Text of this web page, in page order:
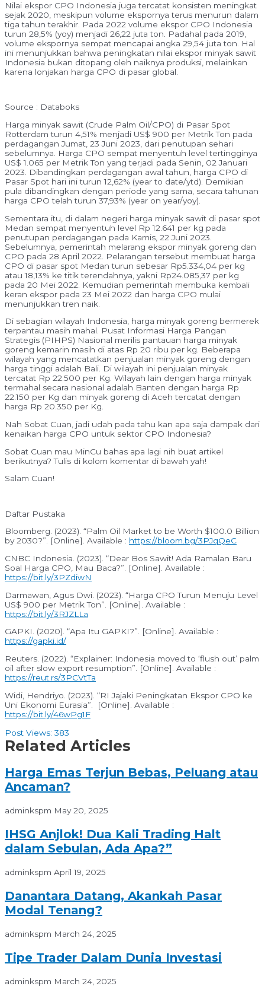
Nilai ekspor CPO Indonesia juga tercatat konsisten meningkat
sejak 2020, meskipun volume ekspornya terus menurun dalam
tiga tahun terakhir. Pada 2022 volume ekspor CPO Indonesia
turun 28,5% (yoy) menjadi 26,22 juta ton
Padahal pada 2019,
volume ekspornya sempat mencapai angka 29,54 juta ton. Hal
ini menunjukkan bahwa peningkatan nilai ekspor minyak sawit
Indonesia bukan ditopang oleh naiknya produksi, melainkan
karena lonjakan harga CPO di pasar global.
Source : Databoks
Harga minyak sawit (Crude Palm Oil/CPO) di Pasar Spot
Rotterdam turun 4,51% menjadi US$ 900 per Metrik Ton pada
perdagangan Jumat, 23 Juni 2023, dari penutupan sehari
sebelumnya. Harga CPO sempat menyentuh level tertingginya
US$ 1.065 per Metrik Ton yang terjadi pada Senin, 02 Januari
2023. Dibandingkan perdagangan awal tahun, harga CPO di
Pasar Spot hari ini turun 12,62% (year to date/ytd). Demikian
pula dibandingkan dengan periode yang sama, secara tahunan
harga CPO telah turun 37,93% (year on year/yoy).
Sementara itu, di dalam negeri harga minyak sawit di pasar spot
Medan sempat menyentuh level Rp 12.641 per kg pada
penutupan perdagangan pada Kamis, 22 Juni 2023.
Sebelumnya, pemerintah melarang ekspor minyak goreng dan
CPO pada 28 April 2022. Pelarangan tersebut membuat harga
CPO di pasar spot Medan turun sebesar Rp5.334,04 per kg
atau 18,13% ke titik terendahnya, yakni Rp24.085,37 per kg
pada 20 Mei 2022. Kemudian pemerintah membuka kembali
keran ekspor pada 23 Mei 2022 dan harga CPO mulai
menunjukkan tren naik.
Di sebagian wilayah Indonesia, harga minyak goreng bermerek
terpantau masih mahal. Pusat Informasi Harga Pangan
Strategis (PIHPS) Nasional merilis pantauan harga minyak
goreng kemarin masih di atas Rp 20 ribu per kg. Beberapa
wilayah yang mencatatkan penjualan minyak goreng dengan
harga tinggi adalah Bali. Di wilayah ini penjualan minyak
tercatat Rp 22.500 per Kg. Wilayah lain dengan harga minyak
termahal secara nasional adalah Banten dengan harga Rp
22.150 per Kg dan minyak goreng di Aceh tercatat dengan
harga Rp 20.350 per Kg.
Nah Sobat Cuan, jadi udah pada tahu kan apa saja dampak dari
kenaikan harga CPO untuk sektor CPO Indonesia?
Sobat Cuan mau MinCu bahas apa lagi nih buat artikel
berikutnya? Tulis di kolom komentar di bawah yah!
Salam Cuan!
Daftar Pustaka
Bloomberg. (2023). “Palm Oil Market to be Worth $100.0 Billion
by 2030?”. [Online]. Available : https://bloom.bg/3PJqQeC
CNBC Indonesia. (2023). “Dear Bos Sawit! Ada Ramalan Baru
Soal Harga CPO, Mau Baca?”. [Online]. Available :
https://bit.ly/3PZdiwN
Darmawan, Agus Dwi. (2023). “Harga CPO Turun Menuju Level
US$ 900 per Metrik Ton”. [Online]. Available :
https://bit.ly/3RJZLLa
GAPKI. (2020). “Apa Itu GAPKI?”. [Online]. Available :
https://gapki.id/
Reuters. (2022). “Explainer: Indonesia moved to ‘flush out’ palm
oil after slow export resumption”. [Online]. Available :
https://reut.rs/3PCVtTa
Widi, Hendriyo. (2023). “RI Jajaki Peningkatan Ekspor CPO ke
Uni Ekonomi Eurasia”.
[Online]. Available :
https://bit.ly/46wPg1F
Post Views: 383
Related Articles
Harga Emas Terjun Bebas, Peluang atau
Ancaman?
adminkspm May 20, 2025
IHSG Anjlok! Dua Kali Trading Halt
dalam Sebulan, Ada Apa?”
adminkspm April 19, 2025
Danantara Datang, Akankah Pasar
Modal Tenang?
adminkspm March 24, 2025
Tipe Trader Dalam Dunia Investasi
adminkspm March 24, 2025